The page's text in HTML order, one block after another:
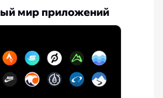
мир приложений